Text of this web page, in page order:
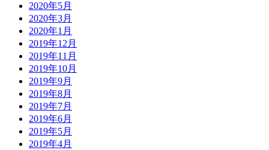
2020年5月
2020年3月
2020年1月
2019年12月
2019年11月
2019年10月
2019年9月
2019年8月
2019年7月
2019年6月
2019年5月
2019年4月